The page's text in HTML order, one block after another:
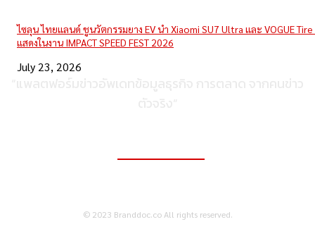
ไซลุน ไทยแลนด์ ชูนวัตกรรมยาง EV นำ Xiaomi SU7 Ultra และ VOGUE
แสดงในงาน IMPACT SPEED FEST 2026
July 23, 2026
© 2023 Branddoc.co All rights reserved.